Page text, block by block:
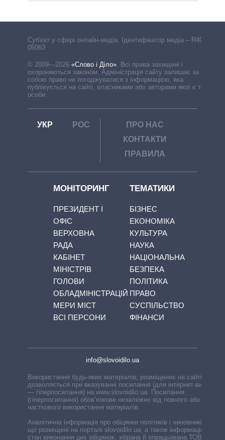
Cуб'єкт у сфері онлайн-медіа. Ідентифікатор медіа – R40-
05063
© 2009—2026 «Слово і Діло». Всі права захищені і
охороняються законом. Адміністрація сайту залишає за
собою право не погоджуватися з інформацією, яка
публікується на сайті, власниками або авторами якої є треті
особи.
УКР РОС
ПРО НАС
КОНТАКТИ
ПРАВИЛА
МОНІТОРИНГ
ПРЕЗИДЕНТ І
ОФІС
ВЕРХОВНА
РАДА
КАБІНЕТ
МІНІСТРІВ
ГОЛОВИ
ОБЛАДМІНІСТРАЦІЙ
МЕРИ МІСТ
ВСІ ПЕРСОНИ
ТЕМАТИКИ
БІЗНЕС
ЕКОНОМІКА
КУЛЬТУРА
НАУКА
НАЦІОНАЛЬНА
БЕЗПЕКА
ПОЛІТИКА
ПРАВО
СУСПІЛЬСТВО
ФІНАНСИ
info@slovoidilo.ua
Використання будь-яких матеріалів, розміщених на сайті,
дозволяється при вказуванні посилання (для інтернет-видань
— гіперпосилання) на www.slovoidilo.ua. Посилання
(гіперпосилання) обов’язкове незалежно від повного або
часткового використання матеріалів.
Аналітична інформація про обіцянки політиків і чиновників,
що розміщені на порталі slovoidilo.ua, а також інформація про
стан виконання цих обіцянок, зібрана й опрацьована ТОВ «ІА